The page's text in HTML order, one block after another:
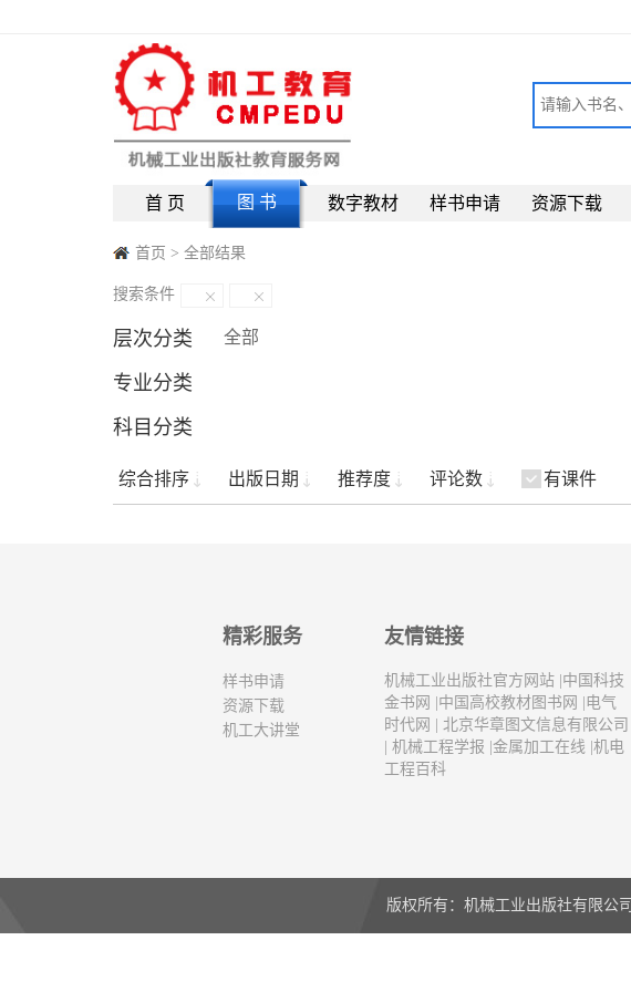
首 页 图 书 数字教材 样书申请 资源下载
首页 > 全部结果
搜索条件
层次分类 全部
专业分类
科目分类
综合排序 出版日期 推荐度 评论数 有课件
精彩服务
样书申请
资源下载
机工大讲堂
友情链接
机械工业出版社官方网站 中国科技
金书网
中国高校教材图书网
电气
时代网
北京华章图文信息有限公司
机械工程学报 |金属加工在线 |机电
工程百科
版权所有：机械工业出版社有限公司